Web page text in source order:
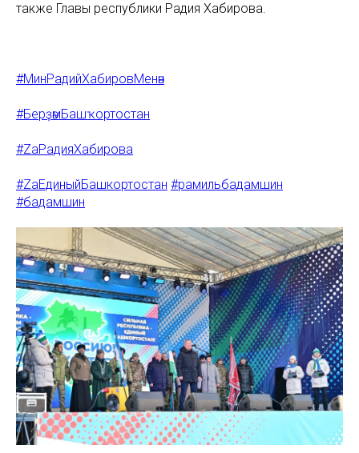
также Главы республики Радия Хабирова.
#МинРадийХабировМенән
#БерҙәмБашҡортостан
#ZаРадияХабирова
#ZаЕдиныйБашкортостан #рамильбадамшин
#бадамшин